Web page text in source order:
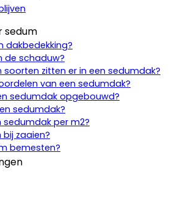
sedum
dakbedekking?
de schaduw?
soorten zitten er in een sedumdak?
van een sedumdak?
sedumdak opgebouwd?
sedumdak?
sedumdak per m2?
bij zaaien?
bemesten?